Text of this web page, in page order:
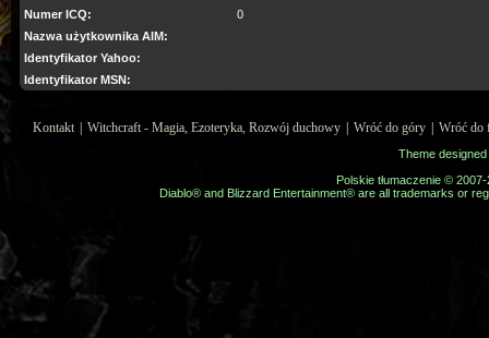
Numer ICQ:
0
Nazwa użytkownika AIM:
Identyfikator Yahoo:
Identyfikator MSN:
Kontakt Witchcraft - Magia, Ezoteryka, Rozwój duchowy Wróć do góry Wróć do
Theme
Polskie tłumaczenie ©
Diablo® and Blizzard Entertainment® are all trademarks or